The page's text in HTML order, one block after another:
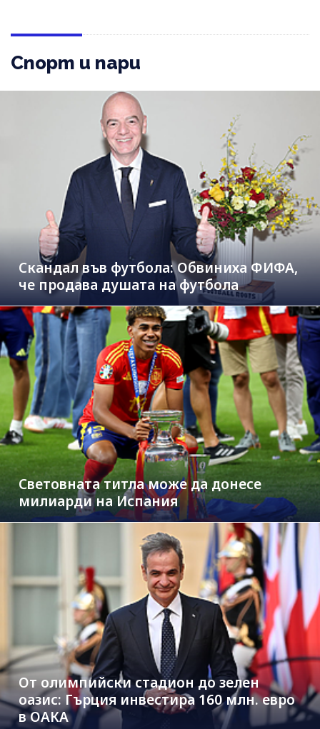
Спорт и пари
Скандал във футбола: Обвиниха ФИФА,
че продава душата на футбола
Световната титла може да донесе
милиарди на Испания
От олимпийски стадион до зелен
оазис: Гърция инвестира 160 млн. евро
в ОАКА